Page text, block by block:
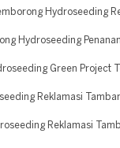
Hydroseeding
Hydroseeding
Green Project
Reklamasi
Reklamasi